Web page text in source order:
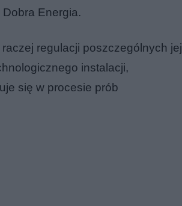
Energia.
regulacji poszczególnych jej
instalacji,
się w procesie prób